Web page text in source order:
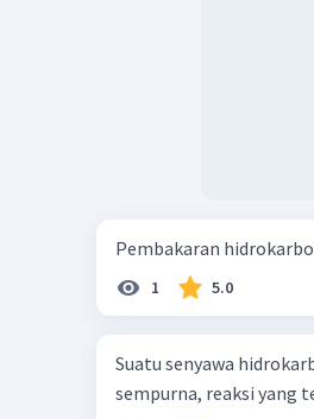
Pembakaran
1 5.0
Suatu senyawa
sempurna, reaksi yang